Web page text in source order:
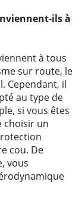
ils à
à tous
sur route, le
Cependant, il
au type de
si vous êtes
choisir un
cou. De
vous